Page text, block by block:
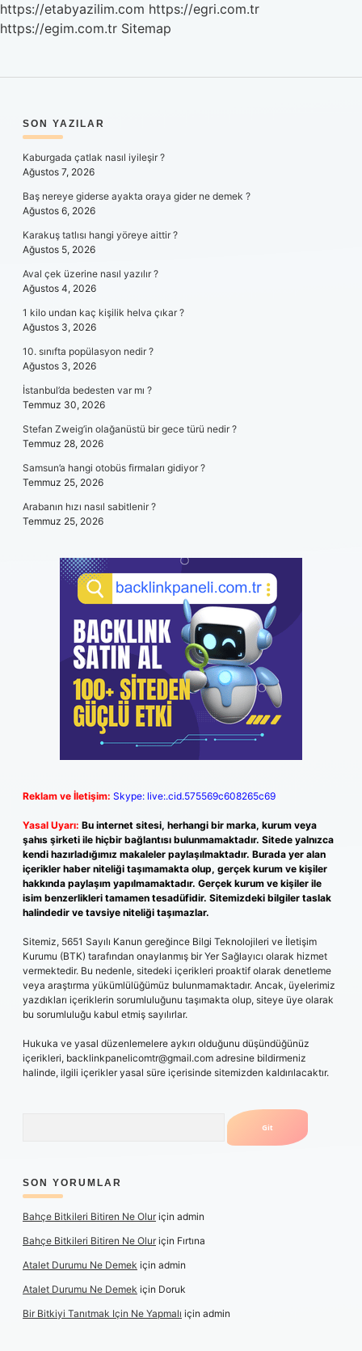
https://etabyazilim.com https://egri.com.tr
https://egim.com.tr Sitemap
SIDEBAR
SON YAZILAR
Kaburgada çatlak nasıl iyileşir ?
Ağustos 7, 2026
Baş nereye giderse ayakta oraya gider ne demek ?
Ağustos 6, 2026
Karakuş tatlısı hangi yöreye aittir ?
Ağustos 5, 2026
Aval çek üzerine nasıl yazılır ?
Ağustos 4, 2026
1 kilo undan kaç kişilik helva çıkar ?
Ağustos 3, 2026
10. sınıfta popülasyon nedir ?
Ağustos 3, 2026
İstanbul’da bedesten var mı ?
Temmuz 30, 2026
Stefan Zweig’in olağanüstü bir gece türü nedir ?
Temmuz 28, 2026
Samsun’a hangi otobüs firmaları gidiyor ?
Temmuz 25, 2026
Arabanın hızı nasıl sabitlenir ?
Temmuz 25, 2026
Reklam ve İletişim: Skype: live:.cid.575569c608265c69
Yasal Uyarı: Bu internet sitesi, herhangi bir marka, kurum veya
şahıs şirketi ile hiçbir bağlantısı bulunmamaktadır. Sitede yalnızca
kendi hazırladığımız makaleler paylaşılmaktadır. Burada yer alan
içerikler haber niteliği taşımamakta olup, gerçek kurum ve kişiler
hakkında paylaşım yapılmamaktadır. Gerçek kurum ve kişiler ile
isim benzerlikleri tamamen tesadüfidir. Sitemizdeki bilgiler taslak
halindedir ve tavsiye niteliği taşımazlar.
Sitemiz, 5651 Sayılı Kanun gereğince Bilgi Teknolojileri ve İletişim
Kurumu (BTK) tarafından onaylanmış bir Yer Sağlayıcı olarak hizmet
vermektedir. Bu nedenle, sitedeki içerikleri proaktif olarak denetleme
veya araştırma yükümlülüğümüz bulunmamaktadır. Ancak, üyelerimiz
yazdıkları içeriklerin sorumluluğunu taşımakta olup, siteye üye olarak
bu sorumluluğu kabul etmiş sayılırlar.
Hukuka ve yasal düzenlemelere aykırı olduğunu düşündüğünüz
içerikleri, backlinkpanelicomtr@gmail.com adresine bildirmeniz
halinde, ilgili içerikler yasal süre içerisinde sitemizden kaldırılacaktır.
SON YORUMLAR
Bahçe Bitkileri Bitiren Ne Oluriçin admin
Bahçe Bitkileri Bitiren Ne Oluriçin Fırtına
Atalet Durumu Ne Demek için admin
Atalet Durumu Ne Demek için Doruk
Bir Bitkiyi Tanıtmak Için Ne Yapmalı için admin